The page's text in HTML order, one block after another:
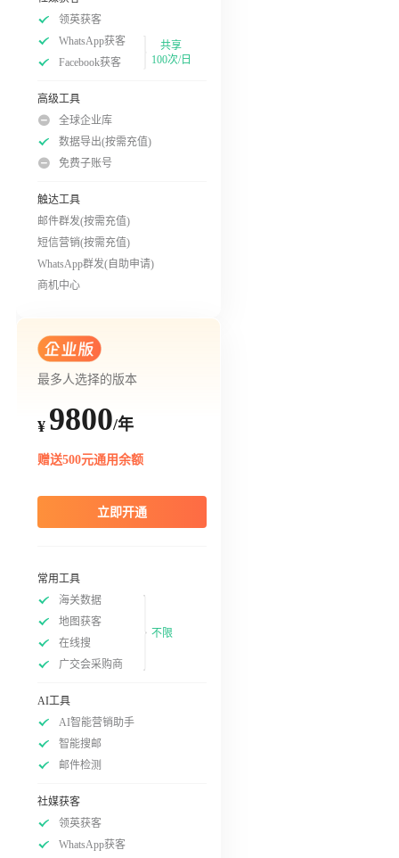
领英获客
WhatsApp获客
Facebook获客
共享
100次/日
高级工具
全球企业库
数据导出(按需充值)
免费子账号
触达工具
邮件群发(按需充值)
短信营销(按需充值)
WhatsApp群发(自助申请)
商机中心
最多人选择的版本
¥ 9800/年
赠送500元通用余额
立即开通
常用工具
海关数据
地图获客
在线搜
广交会采购商
不限
AI工具
AI智能营销助手
智能搜邮
邮件检测
社媒获客
领英获客
WhatsApp获客